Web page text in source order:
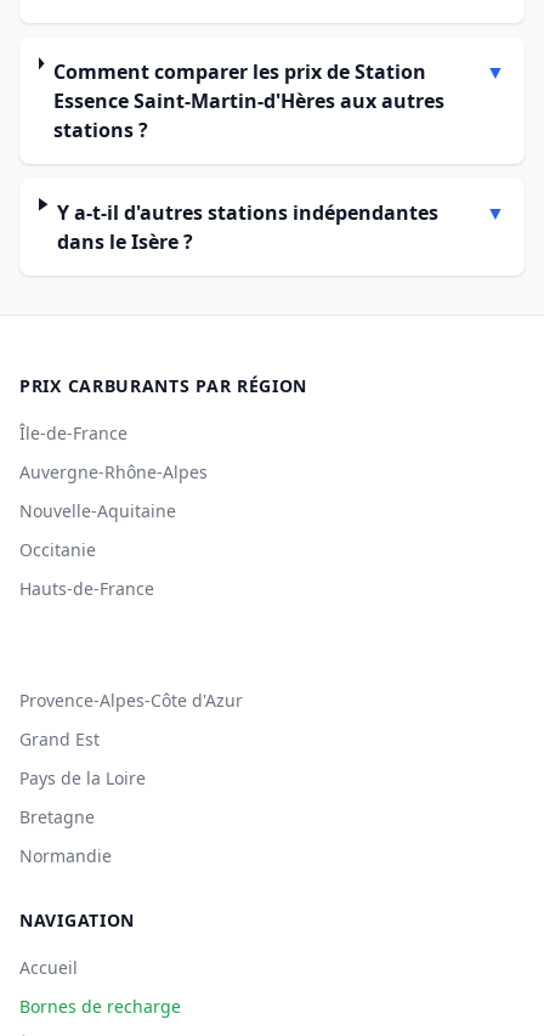
Comment comparer les prix de Station
Essence Saint-Martin-d'Hères aux autres
stations ?
▼
Y a-t-il d'autres stations indépendantes
dans le Isère ?
▼
PRIX CARBURANTS PAR RÉGION
Île-de-France
Auvergne-Rhône-Alpes
Nouvelle-Aquitaine
Occitanie
Hauts-de-France
Provence-Alpes-Côte d'Azur
Grand Est
Pays de la Loire
Bretagne
Normandie
NAVIGATION
Accueil
Bornes de recharge